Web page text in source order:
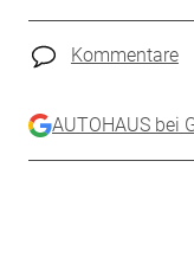
Kommentare
AUTOHAUS bei